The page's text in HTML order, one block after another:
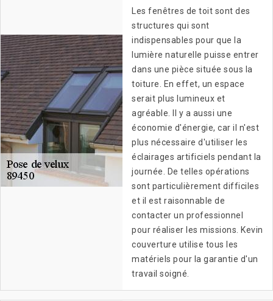
Les fenêtres de toit sont des
structures qui sont
indispensables pour que la
lumière naturelle puisse entrer
dans une pièce située sous la
toiture. En effet, un espace
serait plus lumineux et
agréable. Il y a aussi une
économie d'énergie, car il n'est
plus nécessaire d'utiliser les
éclairages artificiels pendant la
journée. De telles opérations
sont particulièrement difficiles
et il est raisonnable de
contacter un professionnel
pour réaliser les missions. Kevin
couverture utilise tous les
matériels pour la garantie d'un
travail soigné.